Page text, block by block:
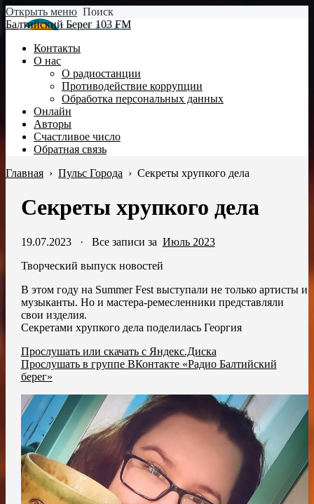
Открыть меню Поиск
Балтийский Берег 103 FM
Контакты
О нас
О радиостанции
Противодействие коррупции
Обработка персональных данных
Онлайн
Авторы
Счастливое число
Обратная связь
Главная › Пульс Города › Секреты хрупкого дела
Секреты хрупкого дела
19.07.2023· Все записи за Июль 2023
Творческий выпуск новостей
В этом году на Summer Fest выступали не только артисты и
музыканты. Но и мастера-ремесленники представляли
свои изделия.
Секретами хрупкого дела поделилась Георгия
Прослушать или скачать с Яндекс.Диска
Прослушать в группе ВКонтакте «Радио Балтийский
берег»